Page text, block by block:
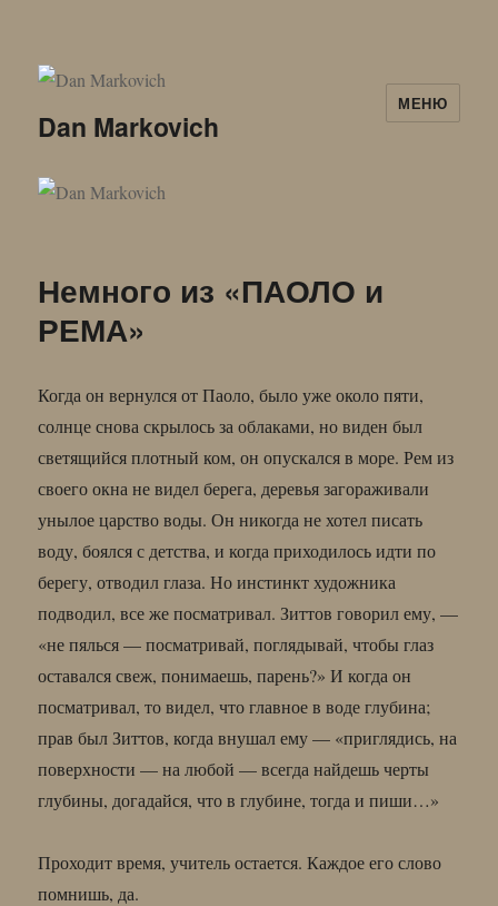
Dan Markovich
МЕНЮ
Немного из «ПАОЛО и
РЕМА»
Когда он вернулся от Паоло, было уже около пяти,
солнце снова скрылось за облаками, но виден был
светящийся плотный ком, он опускался в море. Рем из
своего окна не видел берега, деревья загораживали
унылое царство воды. Он никогда не хотел писать
воду, боялся с детства, и когда приходилось идти по
берегу, отводил глаза. Но инстинкт художника
подводил, все же посматривал. Зиттов говорил ему, —
«не пялься — посматривай, поглядывай, чтобы глаз
оставался свеж, понимаешь, парень?» И когда он
посматривал, то видел, что главное в воде глубина;
прав был Зиттов, когда внушал ему — «приглядись, на
поверхности — на любой — всегда найдешь черты
глубины, догадайся, что в глубине, тогда и пиши…»
Проходит время, учитель остается. Каждое его слово
помнишь, да.